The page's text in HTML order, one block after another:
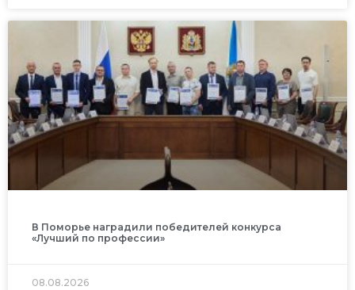
В Поморье наградили победителей конкурса
«Лучший по профессии»
08.08.2026